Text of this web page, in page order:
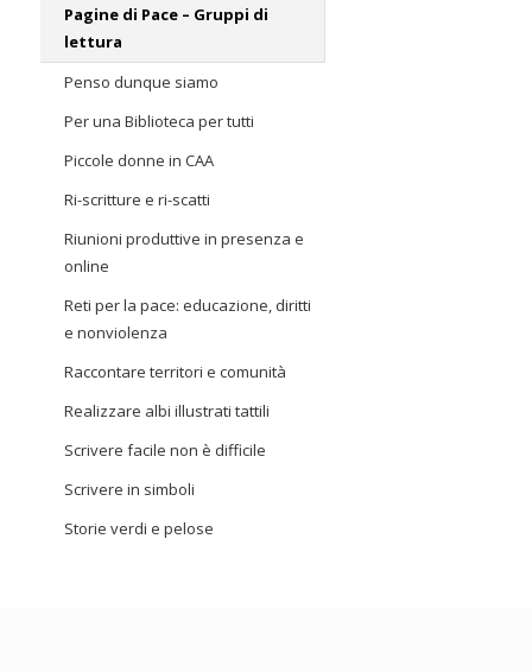
Pagine di Pace – Gruppi di
lettura
Penso dunque siamo
Per una Biblioteca per tutti
Piccole donne in CAA
Ri-scritture e ri-scatti
Riunioni produttive in presenza e
online
Reti per la pace: educazione, diritti
e nonviolenza
Raccontare territori e comunità
Realizzare albi illustrati tattili
Scrivere facile non è difficile
Scrivere in simboli
Storie verdi e pelose